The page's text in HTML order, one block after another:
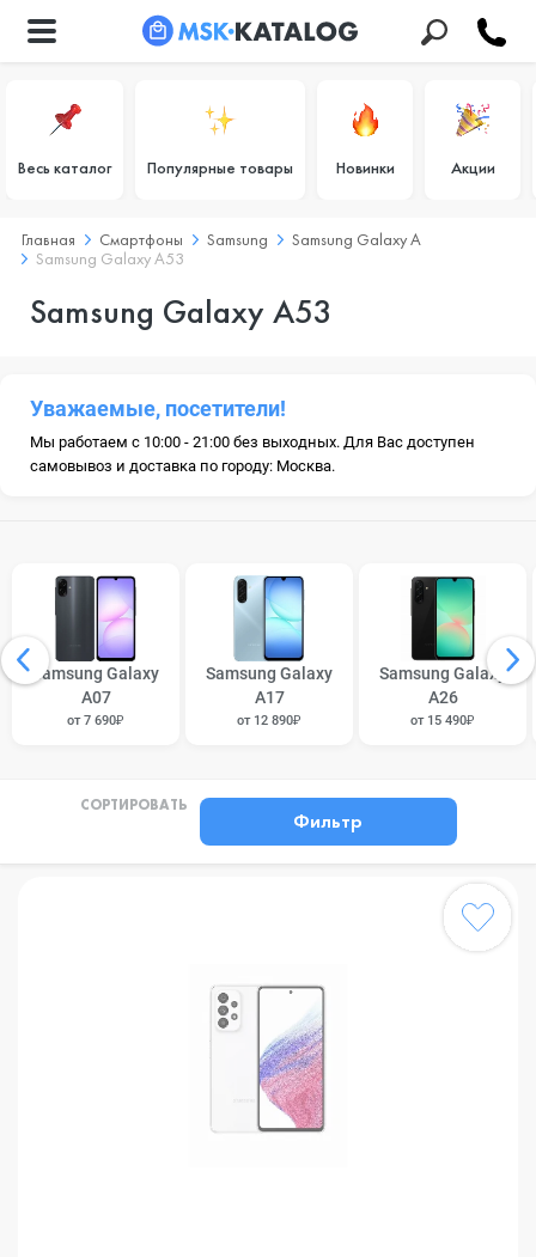
Весь каталог Популярные товары Новинки Акции
Главная Смартфоны Samsung
Samsung Galaxy A
Samsung Galaxy A53
Samsung Galaxy A53
Уважаемые, посетители!
Мы работаем с 10:00 - 21:00 без выходных. Для Вас доступен
самовывоз и доставка по городу: Москва.
Samsung Galaxy
A07
от 7 690₽
Samsung Galaxy
A17
от 12 890₽
Samsung Galaxy
A26
от 15 490₽
СОРТИРОВАТЬ
Фильтр